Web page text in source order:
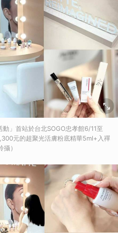
」首站於台北SOGO忠孝館6/11至
元的超聚光活膚粉底精華5ml+入禪
）